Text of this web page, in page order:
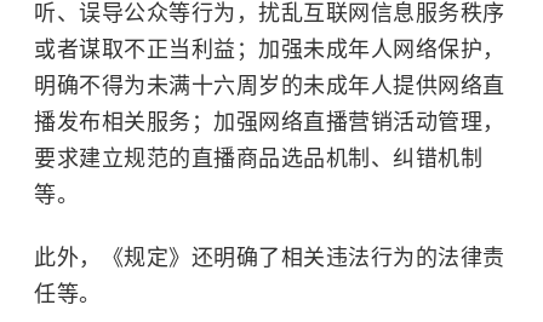
听、误导公众等行为，扰乱互联网信息服务秩序
或者谋取不正当利益；加强未成年人网络保护，
明确不得为未满十六周岁的未成年人提供网络直
播发布相关服务；加强网络直播营销活动管理，
要求建立规范的直播商品选品机制、纠错机制
等。
此外，《规定》还明确了相关违法行为的法律责
任等。